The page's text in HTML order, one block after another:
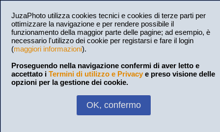
JuzaPhoto utilizza cookies tecnici e cookies di terze parti per
ottimizzare la navigazione e per rendere possibile il
funzionamento della maggior parte delle pagine; ad esempio, è
necessario l'utilizzo dei cookie per registarsi e fare il login
(maggiori informazioni).
Proseguendo nella navigazione confermi di aver letto e
accettato i Termini di utilizzo e Privacy e preso visione delle
opzioni per la gestione dei cookie.
OK, confermo